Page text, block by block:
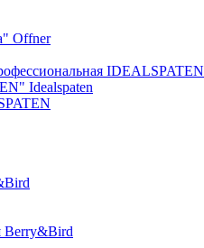
Offner
IDEALSPATEN
Idealspaten
Berry&Bird